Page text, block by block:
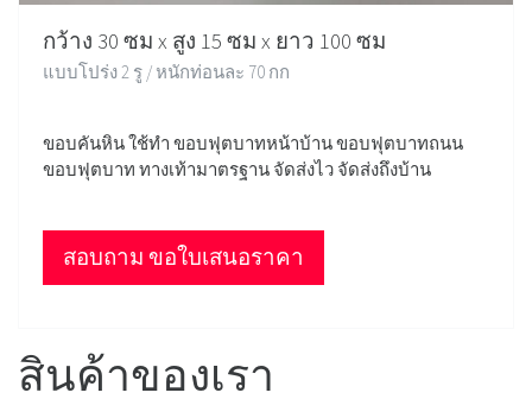
กว้าง 30 ซม x สูง 15 ซม x ยาว 100 ซม
แบบโปร่ง 2 รู / หนักท่อนละ 70 กก
ขอบคันหิน ใช้ทำ ขอบฟุตบาทหน้าบ้าน ขอบฟุตบาทถนน
ขอบฟุตบาท ทางเท้ามาตรฐาน จัดส่งไว จัดส่งถึงบ้าน
สอบถาม ขอใบเสนอราคา
สินค้าของเรา